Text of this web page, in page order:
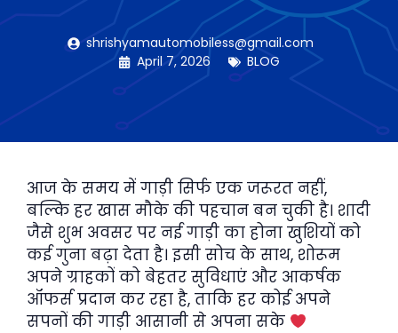
shrishyamautomobiless@gmail.com
April 7, 2026
BLOG
आज के समय में गाड़ी सिर्फ एक जरूरत नहीं,
बल्कि हर खास मौके की पहचान बन चुकी है। शादी
जैसे शुभ अवसर पर नई गाड़ी का होना खुशियों को
कई गुना बढ़ा देता है। इसी सोच के साथ, शोरूम
अपने ग्राहकों को बेहतर सुविधाएं और आकर्षक
ऑफर्स प्रदान कर रहा है, ताकि हर कोई अपने
सपनों की गाड़ी आसानी से अपना सके